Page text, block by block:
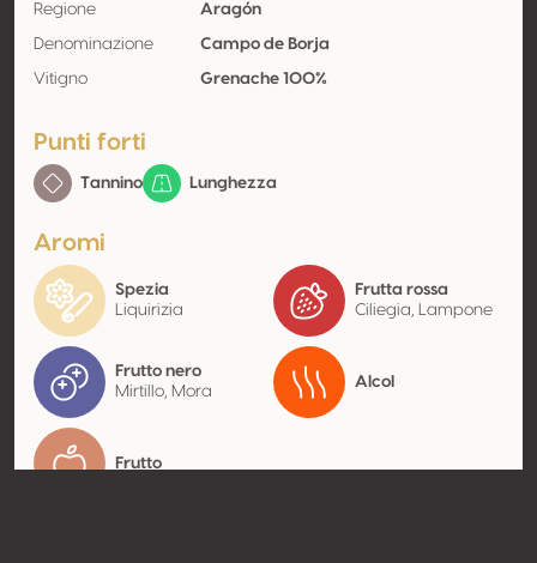
Regione Aragón
Denominazione Campo de Borja
Vitigno Grenache 100%
Punti forti
Tannino Lunghezza
Aromi
Spezia
Liquirizia
Frutta rossa
Ciliegia, Lampone
Frutto nero
Mirtillo, Mora
Alcol
Frutto